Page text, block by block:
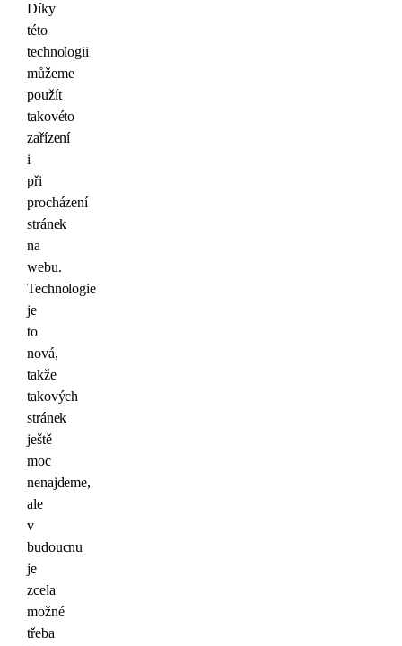
Díky
této
technologii
můžeme
použít
takovéto
zařízení
i
při
procházení
stránek
na
webu.
Technologie
je
to
nová,
takže
takových
stránek
ještě
moc
nenajdeme,
ale
v
budoucnu
je
zcela
možné
třeba